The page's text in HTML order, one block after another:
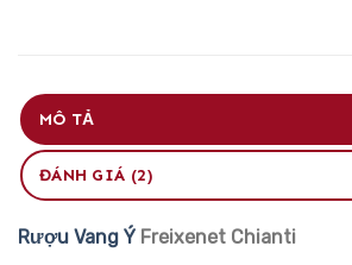
MÔ TẢ
ĐÁNH GIÁ (2)
Rượu Vang Ý Freixenet Chianti